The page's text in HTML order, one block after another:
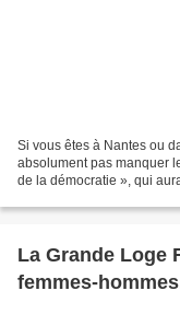
Si vous êtes à Nantes ou
absolument pas manquer
de la démocratie », qui
La Grande Loge
femmes-